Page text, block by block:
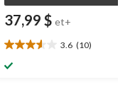
37,99 $ et+
3.6 (10)
3.6
étoile(s)